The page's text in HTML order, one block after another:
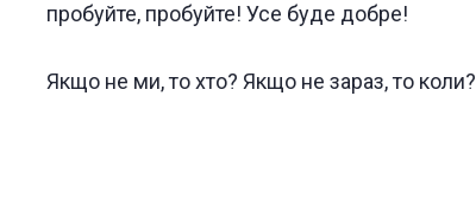
пробуйте, пробуйте! Усе буде добре!
Якщо не ми, то хто? Якщо не зараз, то коли?